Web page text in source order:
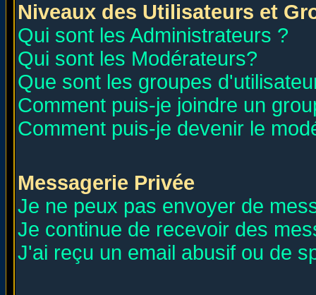
Niveaux des Utilisateurs et
Qui sont les Administrateurs ?
Qui sont les Modérateurs?
Que sont les groupes
Comment puis-je joindre un
Comment puis-je devenir le
Messagerie Privée
Je ne peux pas envoyer de
Je continue de recevoir des
J'ai reçu un email abusif ou de